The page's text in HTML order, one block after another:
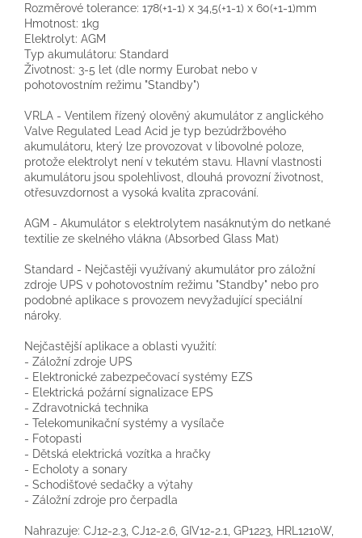
Rozměrové tolerance: 178(+1-1) x 34,5(+1-1) x 60(+1-1)mm
Hmotnost: 1kg
Elektrolyt: AGM
Typ akumulátoru: Standard
Životnost: 3-5 let (dle normy Eurobat nebo v
pohotovostním režimu "Standby")
VRLA - Ventilem řízený olověný akumulátor z anglického
Valve Regulated Lead Acid je typ bezúdržbového
akumulátoru, který lze provozovat v libovolné poloze,
protože elektrolyt není v tekutém stavu. Hlavní vlastnosti
akumulátoru jsou spolehlivost, dlouhá provozní životnost,
otřesuvzdornost a vysoká kvalita zpracování.
AGM - Akumulátor s elektrolytem nasáknutým do netkané
textilie ze skelného vlákna (Absorbed Glass Mat)
Standard - Nejčastěji využívaný akumulátor pro záložní
zdroje UPS v pohotovostním režimu "Standby" nebo pro
podobné aplikace s provozem nevyžadující speciální
nároky.
Nejčastější aplikace a oblasti využití:
- Záložní zdroje UPS
- Elektronické zabezpečovací systémy EZS
- Elektrická požární signalizace EPS
- Zdravotnická technika
- Telekomunikační systémy a vysílače
- Fotopasti
- Dětská elektrická vozítka a hračky
- Echoloty a sonary
- Schodišťové sedačky a výtahy
- Záložní zdroje pro čerpadla
Nahrazuje: CJ12-2.3, CJ12-2.6, GIV12-2.1, GP1223, HRL1210W,